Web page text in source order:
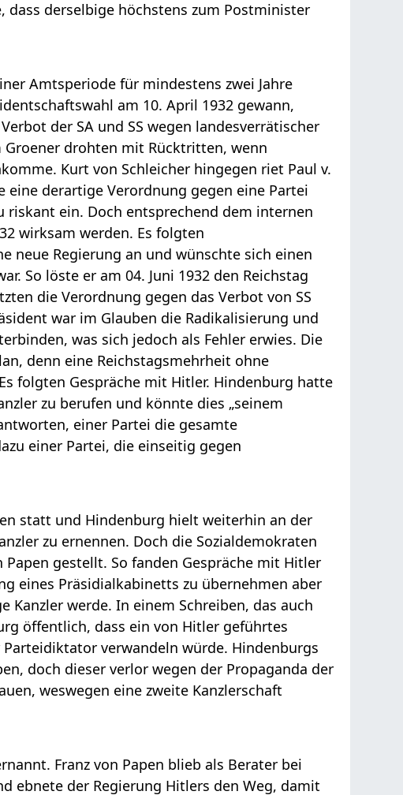
dass derselbige höchstens zum Postminister
Amtsperiode für mindestens zwei Jahre
am 10. April 1932 gewann,
der SA und SS wegen landesverrätischer
drohten mit Rücktritten, wenn
Kurt von Schleicher hingegen riet Paul v.
derartige Verordnung gegen eine Partei
riskant ein. Doch entsprechend dem internen
wirksam werden. Es folgten
neue Regierung an und wünschte sich einen
So löste er am 04. Juni 1932 den Reichstag
die Verordnung gegen das Verbot von SS
war im Glauben die Radikalisierung und
was sich jedoch als Fehler erwies. Die
denn eine Reichstagsmehrheit ohne
folgten Gespräche mit Hitler. Hindenburg hatte
zu berufen und könnte dies „seinem
einer Partei die gesamte
einer Partei, die einseitig gegen
statt und Hindenburg hielt weiterhin an der
zu ernennen. Doch die Sozialdemokraten
gestellt. So fanden Gespräche mit Hitler
eines Präsidialkabinetts zu übernehmen aber
Kanzler werde. In einem Schreiben, das auch
öffentlich, dass ein von Hitler geführtes
verwandeln würde. Hindenburgs
doch dieser verlor wegen der Propaganda der
weswegen eine zweite Kanzlerschaft
Franz von Papen blieb als Berater bei
ebnete der Regierung Hitlers den Weg, damit